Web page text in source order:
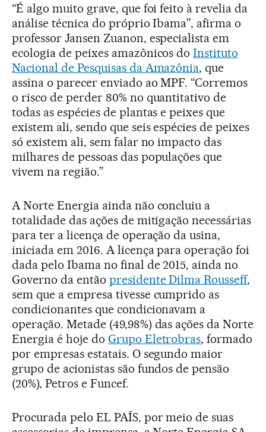
“É algo muito grave, que foi feito à revelia da
análise técnica do próprio Ibama”, afirma o
professor Jansen Zuanon, especialista em
ecologia de peixes amazônicos doInstituto
Nacional de Pesquisas da Amazônia, que
assina o parecer enviado ao MPF. “Corremos
o risco de perder 80% no quantitativo de
todas as espécies de plantas e peixes que
existem ali, sendo que seis espécies de peixes
só existem ali, sem falar no impacto das
milhares de pessoas das populações que
vivem na região.”
A Norte Energia ainda não concluiu a
totalidade das ações de mitigação necessárias
para ter a licença de operação da usina,
iniciada em 2016. A licença para operação foi
dada pelo Ibama no final de 2015, ainda no
Governo da então presidente Dilma Rousseff,
sem que a empresa tivesse cumprido as
condicionantes que condicionavam a
operação. Metade (49,98%) das ações da Norte
Energia é hoje do Grupo Eletrobras, formado
por empresas estatais. O segundo maior
grupo de acionistas são fundos de pensão
(20%), Petros e Funcef.
Procurada pelo EL PAÍS, por meio de suas